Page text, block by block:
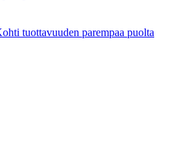
tuottavuuden parempaa puolta